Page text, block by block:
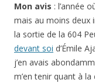
Mon avis : l’année
mais au moins deux
la sortie de la 604
devant soi d’Émile
j’en avais
m’en tenir quant à